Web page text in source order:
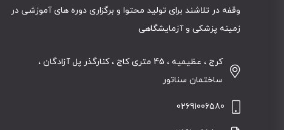
وقفه در تلاشند برای تولید محتوا و برگزاری دوره های آموزشی در
زمینه پزشکی و آزمایشگاهی
کرج ، عظیمیه ، 45 متری کاج ، کنارگذر پل آزادگان ،
ساختمان سناتور
02691006580